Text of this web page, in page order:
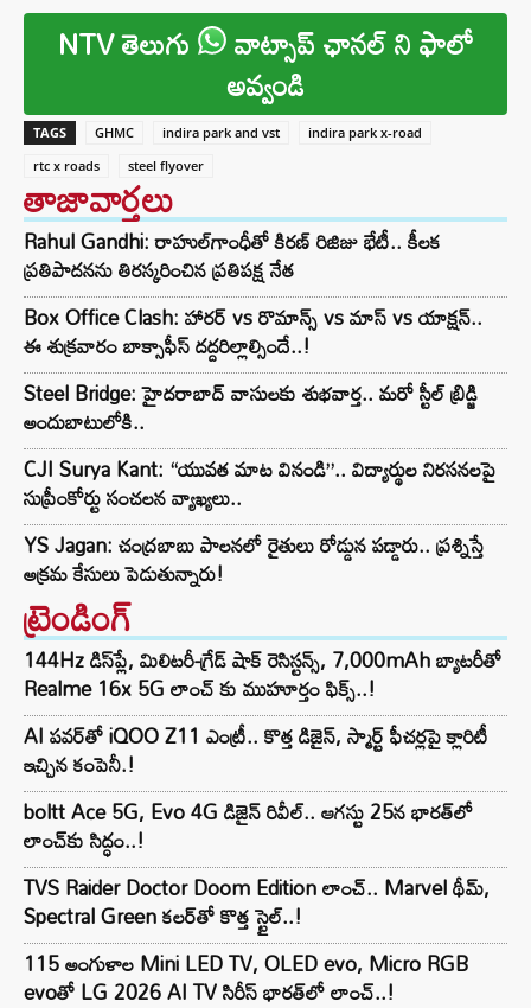
NTV తెలుగు వాట్సాప్ ఛానల్ ని ఫాలో
అవ్వండి
TAGS GHMC indira park and vst
indira park x-road
rtc x roads
steel flyover
తాజావార్తలు
Rahul Gandhi: రాహుల్‌గాంధీతో కిరణ్ రిజిజు భేటీ.. కీలక
ప్రతిపాదనను తిరస్కరించిన ప్రతిపక్ష నేత
Box Office Clash: హారర్ vs రొమాన్స్ vs మాస్ vs యాక్షన్..
ఈ శుక్రవారం బాక్సాఫీస్ దద్దరిల్లాల్సిందే..!
Steel Bridge: హైదరాబాద్ వాసులకు శుభవార్త.. మరో స్టీల్ బ్రిడ్జి
అందుబాటులోకి..
CJI Surya Kant: “యువత మాట వినండి”.. విద్యార్థుల నిరసనలపై
సుప్రీంకోర్టు సంచలన వ్యాఖ్యలు..
YS Jagan: చంద్రబాబు పాలనలో రైతులు రోడ్డున పడ్డారు.. ప్రశ్నిస్తే
అక్రమ కేసులు పెడుతున్నారు!
ట్రెండింగ్‌
144Hz డిస్‌ప్లే, మిలిటరీ-గ్రేడ్ షాక్ రెసిస్టన్స్, 7,000mAh బ్యాటరీతో
Realme 16x 5G లాంచ్ కు ముహూర్తం ఫిక్స్..!
AI పవర్‌తో iQOO Z11 ఎంట్రీ.. కొత్త డిజైన్, స్మార్ట్ ఫీచర్లపై క్లారిటీ
ఇచ్చిన కంపెనీ.!
boltt Ace 5G, Evo 4G డిజైన్ రివీల్.. ఆగస్టు 25న భారత్‌లో
లాంచ్‌కు సిద్ధం..!
TVS Raider Doctor Doom Edition లాంచ్.. Marvel థీమ్,
Spectral Green కలర్‌తో కొత్త స్టైల్..!
115 అంగుళాల Mini LED TV, OLED evo, Micro RGB
evoతో LG 2026 AI TV సిరీస్ భారత్‌లో లాంచ్..!